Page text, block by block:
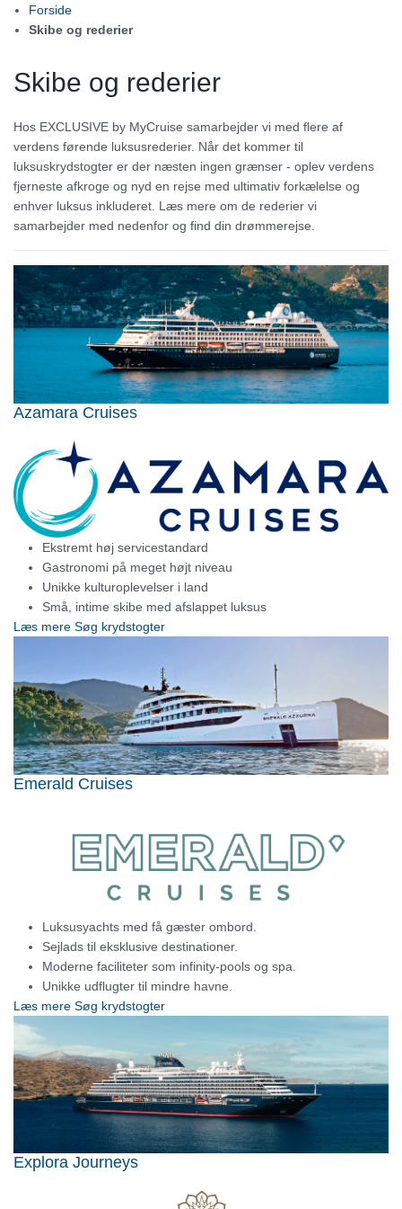
Forside
Skibe og rederier
Skibe og rederier
Hos EXCLUSIVE by MyCruise samarbejder vi med flere af
verdens førende luksusrederier. Når det kommer til
luksuskrydstogter er der næsten ingen grænser - oplev verdens
fjerneste afkroge og nyd en rejse med ultimativ forkælelse og
enhver luksus inkluderet. Læs mere om de rederier vi
samarbejder med nedenfor og find din drømmerejse.
Azamara Cruises
Ekstremt høj servicestandard
Gastronomi på meget højt niveau
Unikke kulturoplevelser i land
Små, intime skibe med afslappet luksus
Læs mere Søg krydstogter
Emerald Cruises
Luksusyachts med få gæster ombord.
Sejlads til eksklusive destinationer.
Moderne faciliteter som infinity-pools og spa.
Unikke udflugter til mindre havne.
Læs mere Søg krydstogter
Explora Journeys